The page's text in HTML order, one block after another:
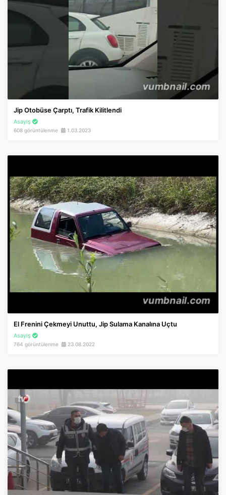
Jip Otobüse Çarptı, Trafik Kilitlendi
Asayiş
608 görüntülenme 1.03.2023
El Frenini Çekmeyi Unuttu, Jip Sulama Kanalına Uçtu
Asayiş
764 görüntülenme 23.08.2022